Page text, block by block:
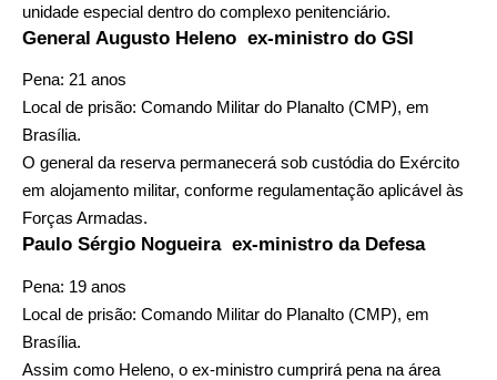
unidade especial dentro do complexo penitenciário.
General Augusto Heleno ex-ministro do GSI
Pena: 21 anos
Local de prisão: Comando Militar do Planalto (CMP), em
Brasília.
O general da reserva permanecerá sob custódia do Exército
em alojamento militar, conforme regulamentação aplicável às
Forças Armadas.
Paulo Sérgio Nogueira ex-ministro da Defesa
Pena: 19 anos
Local de prisão: Comando Militar do Planalto (CMP), em
Brasília.
Assim como Heleno, o ex-ministro cumprirá pena na área